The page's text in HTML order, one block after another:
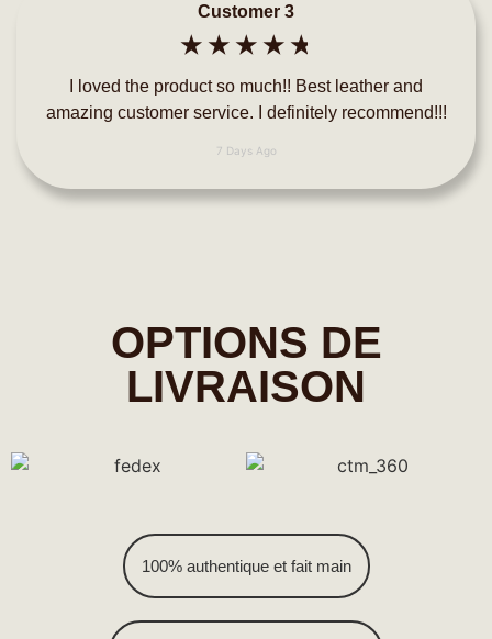
Customer 3
☆ ☆ ☆ ☆ ☆
I loved the product so much!! Best leather and
amazing customer service. I definitely recommend!!!
7 Days Ago
OPTIONS DE
LIVRAISON
100% authentique et fait main